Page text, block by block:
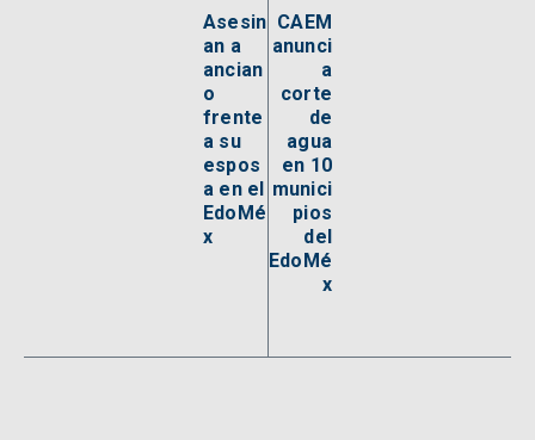
Asesin
an a
ancian
o
frente
a su
espos
a en el
EdoMé
x
CAEM
anunci
a
corte
de
agua
en 10
munici
pios
del
EdoMé
x